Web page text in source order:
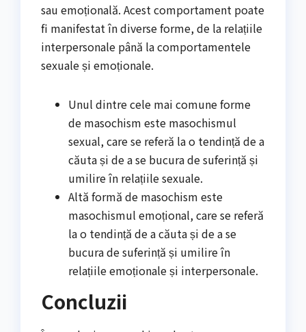
sau emoțională. Acest comportament poate
fi manifestat în diverse forme, de la relațiile
interpersonale până la comportamentele
sexuale și emoționale.
Unul dintre cele mai comune forme
de masochism este masochismul
sexual, care se referă la o tendință de a
căuta și de a se bucura de suferință și
umilire în relațiile sexuale.
Altă formă de masochism este
masochismul emoțional, care se referă
la o tendință de a căuta și de a se
bucura de suferință și umilire în
relațiile emoționale și interpersonale.
Concluzii